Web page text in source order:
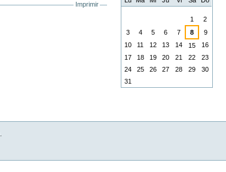
Imprimir
1
2
3
4 5 6 7 8
9
10
11 12 13 14 15
16
17
18 19 20 21 22
23
24
25 26 27 28 29
30
31